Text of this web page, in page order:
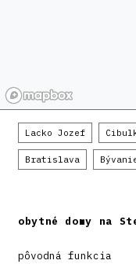
Lacko Jozef
Bratislava
obytné domy na
pôvodná funkcia